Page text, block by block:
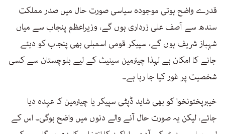
قدرے واضح ہوتی موجودہ سیاسی صورت حال میں صدر مملکت
سندھ سے آصف علی زرداری ہوں گے، وزیراعظم پنجاب سے میاں
شہباز شریف ہوں گے، سپیکر قومی اسمبلی بھی پنجاب کو دیئے
جانے کا امکان ہے لہذا چیئرمین سینیٹ کے لیے بلوچستان سے کسی
شخصیت پر غور کیا جا رہا ہے۔
خیبرپختونخوا کو بھی شاید ڈپٹی سپیکر یا چیئرمین کا عہدہ دیا
جائے، لیکن یہ صورت حال آنے والے دنوں میں واضح ہوگی۔ اس کے